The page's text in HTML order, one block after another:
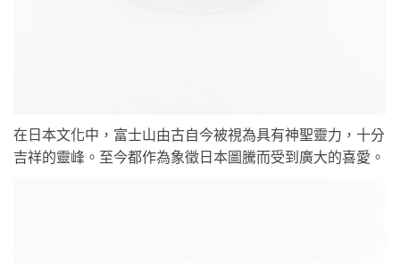
在日本文化中，富士山由古自今被視為具有神聖靈力，十分
吉祥的靈峰。至今都作為象徵日本圖騰而受到廣大的喜愛。